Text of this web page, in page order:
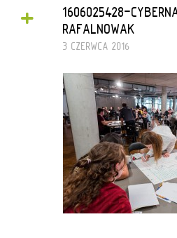
+
1606025428-
RAFALNOWAK
3 CZERWCA 2016